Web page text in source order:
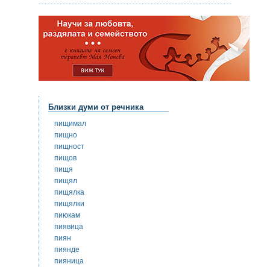
Близки думи от речника
пищимал
пищно
пищност
пищов
пищя
пищял
пищялка
пищялки
пиюкам
пиявица
пиян
пиянде
пияница